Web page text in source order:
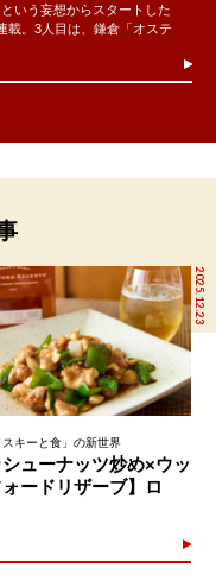
という妄想からスタートした
載。3人目は、鎌倉「オステ
2025.12.23
スキーと食」の新世界
シューナッツ炒め×ウッ
ォードリザーブ】ロ